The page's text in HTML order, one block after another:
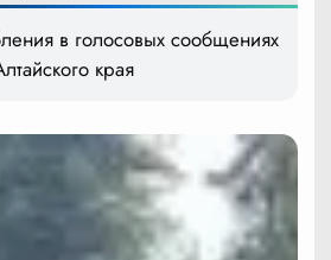
в голосовых сообщениях
края